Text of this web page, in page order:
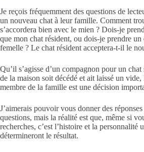
Je reçois fréquemment des questions de
un nouveau chat à leur famille. Comment
s’accordera bien avec le mien ? Dois-je
que mon chat résident, ou dois-je prendre
femelle ? Le chat résident acceptera-t-il le
Qu’il s’agisse d’un compagnon pour un
de la maison soit décédé et ait laissé un vide,
membre de la famille est une décision
J’aimerais pouvoir vous donner des
questions, mais la réalité est que, même si
recherches, c’est l’histoire et la personnalité
détermineront le résultat.